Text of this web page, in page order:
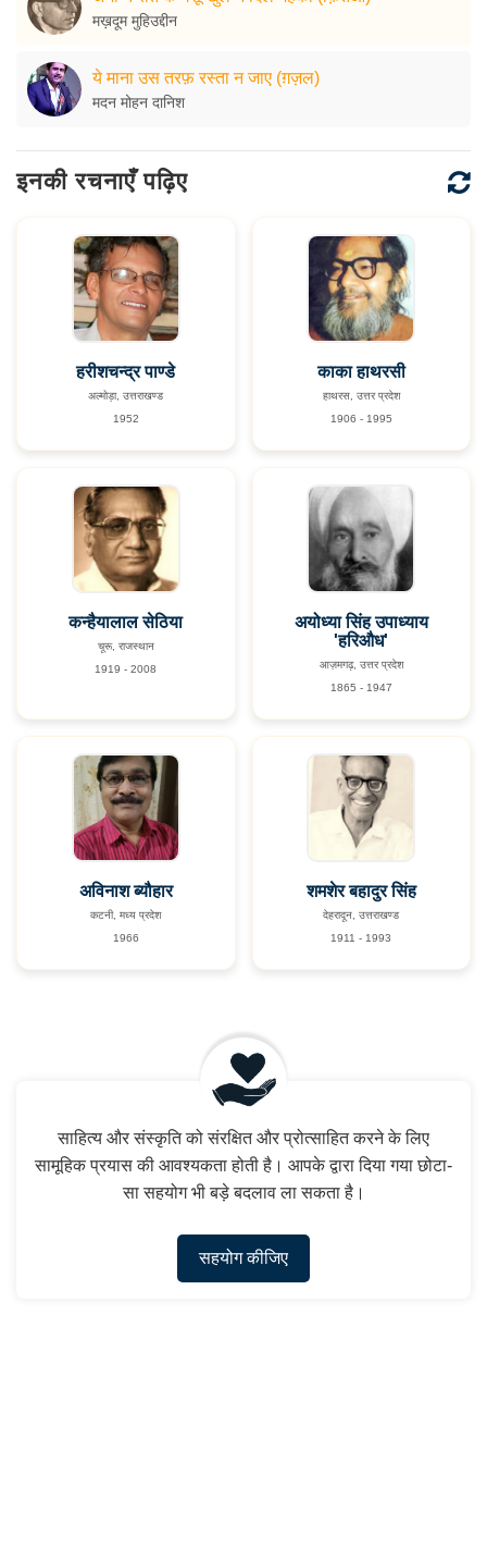
मख़दूम मुहिउद्दीन
ये माना उस तरफ़ रस्ता न जाए (ग़ज़ल)
मदन मोहन दानिश
इनकी रचनाएँ पढ़िए
हरीशचन्द्र पाण्डे
अल्मोड़ा, उत्तराखण्ड
1952
काका हाथरसी
हाथरस, उत्तर प्रदेश
1906 - 1995
कन्हैयालाल सेठिया
चूरू, राजस्थान
1919 - 2008
अयोध्या सिंह उपाध्याय
'हरिऔध'
आज़मगढ़, उत्तर प्रदेश
1865 - 1947
अविनाश ब्यौहार
कटनी, मध्य प्रदेश
1966
शमशेर बहादुर सिंह
देहरादून, उत्तराखण्ड
1911 - 1993
साहित्य और संस्कृति को संरक्षित और प्रोत्साहित करने के लिए
सामूहिक प्रयास की आवश्यकता होती है। आपके द्वारा दिया गया छोटा-
सा सहयोग भी बड़े बदलाव ला सकता है।
सहयोग कीजिए